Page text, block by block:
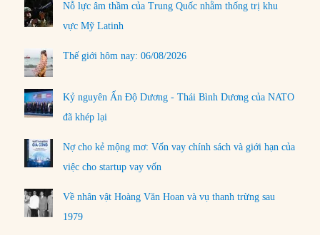
Nỗ lực âm thầm của Trung Quốc nhằm thống trị khu
vực Mỹ Latinh
Thế giới hôm nay: 06/08/2026
Kỷ nguyên Ấn Độ Dương - Thái Bình Dương của NATO
đã khép lại
Nợ cho kẻ mộng mơ: Vốn vay chính sách và giới hạn của
việc cho startup vay vốn
Về nhân vật Hoàng Văn Hoan và vụ thanh trừng sau
1979